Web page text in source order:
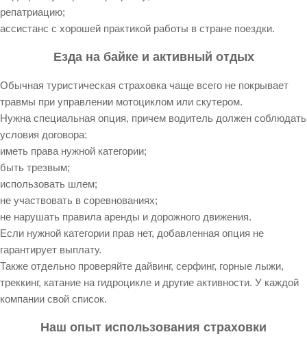
репатриацию;
ассистанс с хорошей практикой работы в стране поездки.
Езда на байке и активный отдых
Обычная туристическая страховка чаще всего не покрывает
травмы при управлении мотоциклом или скутером.
Нужна специальная опция, причем водитель должен соблюдать
условия договора:
иметь права нужной категории;
быть трезвым;
использовать шлем;
не участвовать в соревнованиях;
не нарушать правила аренды и дорожного движения.
Если нужной категории прав нет, добавленная опция не
гарантирует выплату.
Также отдельно проверяйте дайвинг, серфинг, горные лыжи,
треккинг, катание на гидроцикле и другие активности. У каждой
компании свой список.
Наш опыт использования страховки